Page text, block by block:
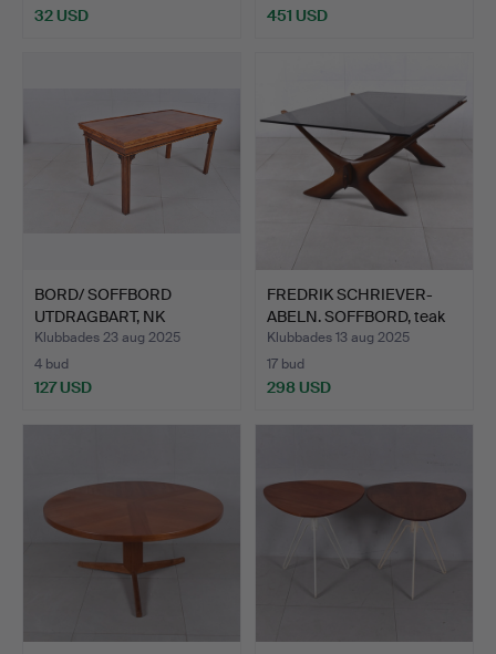
32 USD 451 USD
BORD/ SOFFBORD
UTDRAGBART, NK
Nordiska Kom…
Klubbades 23 aug 2025
4 bud
127 USD
FREDRIK SCHRIEVER-
ABELN. SOFFBORD, teak
me…
Klubbades 13 aug 2025
17 bud
298 USD